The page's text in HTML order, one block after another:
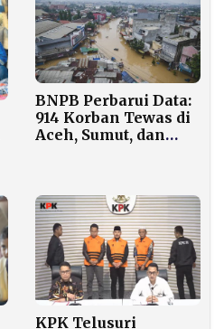
BNPB Perbarui Data:
914 Korban Tewas di
Aceh, Sumut, dan
KPK Telusuri